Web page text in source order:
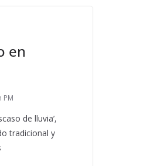
en
PM
de lluvia’,
tradicional y